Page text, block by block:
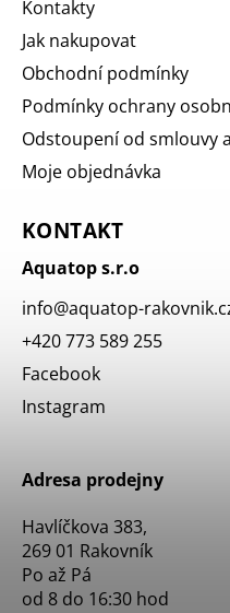
Kontakty
Jak nakupovat
Obchodní podmínky
Podmínky ochrany
Odstoupení od smlouvy
Moje objednávka
KONTAKT
Aquatop s.r.o
info@aquatop-
+420 773 589 255
Facebook
Instagram
Adresa prodejny
Havlíčkova 383,
269 01 Rakovník
Po až Pá
od 8 do 16:30 hod